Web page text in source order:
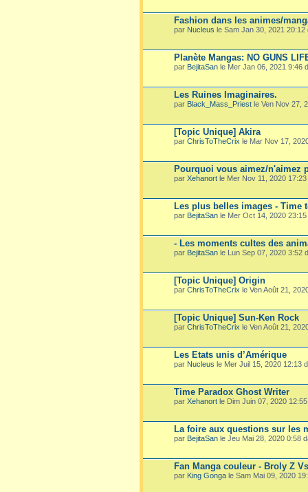
Fashion dans les animes/
par Nucleus le Sam Jan 30, 2021
Planète Mangas: NO GUNS
par BejitaSan le Mer Jan 06, 2021 9:46
Les Ruines Imaginaires.
par Black_Mass_Priest le Ven Nov 27,
[Topic Unique] Akira
par ChrisToTheCrix le Mar Nov 17,
Pourquoi vous aimez/n'aimez
par Xehanort le Mer Nov 11, 2020
Les plus belles images - Time
par BejitaSan le Mer Oct 14, 2020
- Les moments cultes des
par BejitaSan le Lun Sep 07, 2020 3:52
[Topic Unique] Origin
par ChrisToTheCrix le Ven Août 21,
[Topic Unique] Sun-Ken Rock
par ChrisToTheCrix le Ven Août 21,
Les Etats unis d’Amérique
par Nucleus le Mer Juil 15, 2020 12:13
Time Paradox Ghost Writer
par Xehanort le Dim Juin 07, 2020
La foire aux questions sur les
par BejitaSan le Jeu Mai 28, 2020 0:58
Fan Manga couleur - Broly Z
par King Gonga le Sam Mai 09, 2020